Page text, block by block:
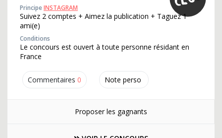
Commentaires 0 Note perso
PrincipeINSTAGRAM
Suivez 2 comptes + Aimez la publication + Taguez 1
ami(e)
Conditions
Le concours est ouvert à toute personne résidant en
France
Proposer les gagnants